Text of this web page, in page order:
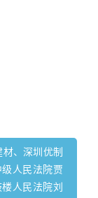
、深圳优制
人民法院贾
人民法院刘